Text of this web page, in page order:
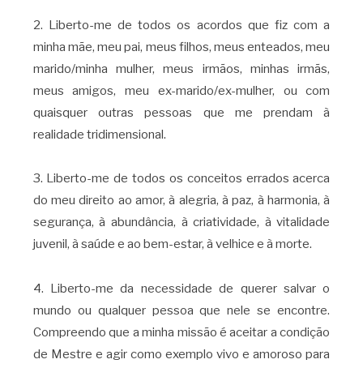
2. Liberto-me de todos os acordos que fiz com a
minha mãe, meu pai, meus filhos, meus enteados, meu
marido/minha mulher, meus irmãos, minhas irmãs,
meus amigos, meu ex-marido/ex-mulher, ou com
quaisquer outras pessoas que me prendam à
realidade tridimensional.
3. Liberto-me de todos os conceitos errados acerca
do meu direito ao amor, à alegria, à paz, à harmonia, à
segurança, à abundância, à criatividade, à vitalidade
juvenil, à saúde e ao bem-estar, à velhice e à morte.
4. Liberto-me da necessidade de querer salvar o
mundo ou qualquer pessoa que nele se encontre.
Compreendo que a minha missão é aceitar a condição
de Mestre e agir como exemplo vivo e amoroso para